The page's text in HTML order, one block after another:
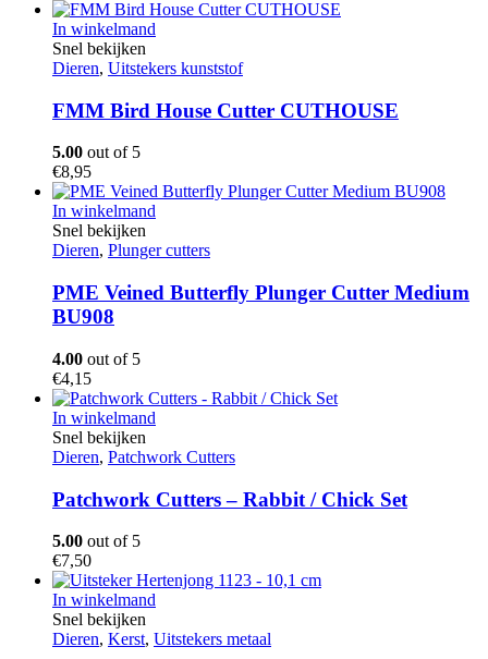
In winkelmand
Snel bekijken
Dieren, Uitstekers kunststof
FMM Bird House Cutter CUTHOUSE
5.00 out of 5
€8,95
In winkelmand
Snel bekijken
Dieren, Plunger cutters
PME Veined Butterfly Plunger Cutter Medium
BU908
4.00 out of 5
€4,15
In winkelmand
Snel bekijken
Dieren, Patchwork Cutters
Patchwork Cutters – Rabbit / Chick Set
5.00 out of 5
€7,50
In winkelmand
Snel bekijken
Dieren, Kerst, Uitstekers metaal